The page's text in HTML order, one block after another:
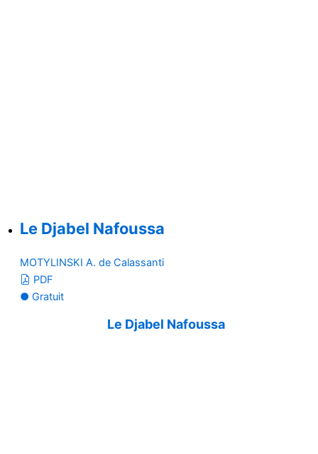
Le Djabel Nafoussa
MOTYLINSKI A. de Calassanti
PDF
● Gratuit
Le Djabel Nafoussa